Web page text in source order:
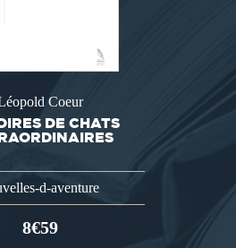
Coeur
DE CHATS
d-aventure
8€59